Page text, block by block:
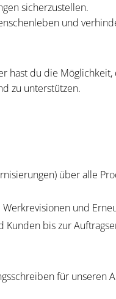
sicherzustellen.
und
hast du die Möglichkeit,
zu unterstützen.
über alle
und
bis zur
für unseren